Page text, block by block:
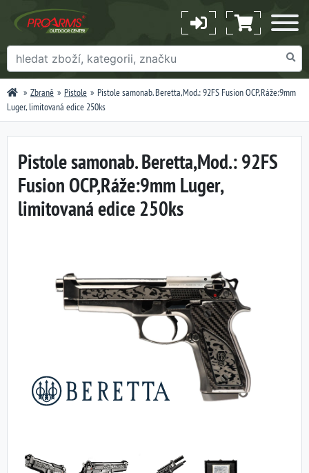
Zbraně Pistole
Pistole samonab. Beretta,Mod.: 92FS Fusion OCP,Ráže:9mm
Luger, limitovaná edice 250ks
Pistole samonab. Beretta,Mod.: 92FS
Fusion OCP,Ráže:9mm Luger,
limitovaná edice 250ks